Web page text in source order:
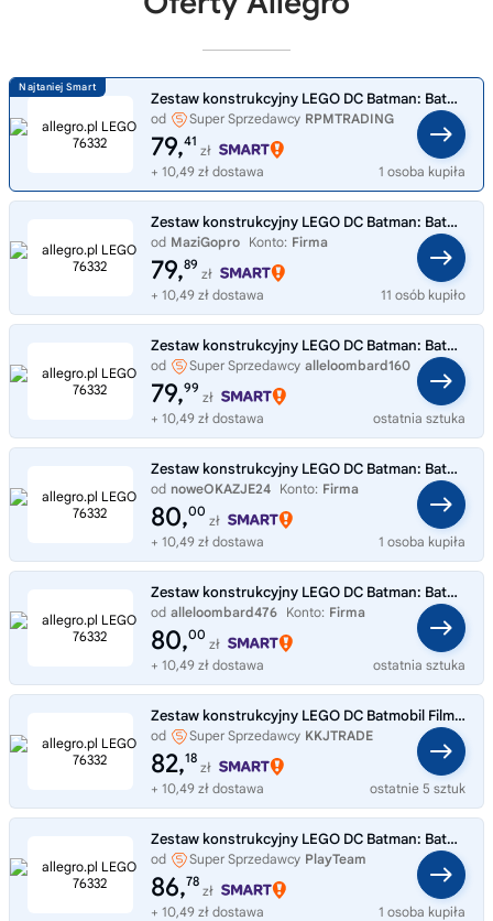
Zestaw konstrukcyjny LEGO DC Batman: Batmobil z filmu Batman 76332
od Super Sprzedawcy RPMTRADING
79,41
zł
+ 10,49 zł dostawa
1 osoba kupiła
Zestaw konstrukcyjny LEGO DC Batman: Batmobil z filmu Batman 76332
od MaziGopro Konto: Firma
79,89
zł
+ 10,49 zł dostawa
11 osób kupiło
Zestaw konstrukcyjny LEGO DC Batman: Batmobil z filmu Batman 76332
od Super Sprzedawcy alleloombard160
79,99
zł
+ 10,49 zł dostawa
ostatnia sztuka
Zestaw konstrukcyjny LEGO DC Batman: Batmobil z filmu Batman 76332
od noweOKAZJE24 Konto: Firma
80,00
zł
+ 10,49 zł dostawa
1 osoba kupiła
Zestaw konstrukcyjny LEGO DC Batman: Batmobil z filmu Batman 76332
od alleloombard476 Konto: Firma
80,00
zł
+ 10,49 zł dostawa
ostatnia sztuka
Zestaw konstrukcyjny LEGO DC Batmobil Film Batman 76332 Wakacje KKJ Trade
od Super Sprzedawcy KKJTRADE
82,18
zł
+ 10,49 zł dostawa
ostatnie 5 sztuk
Zestaw konstrukcyjny LEGO DC Batman: Batmobil z filmu Batman 76332
od Super Sprzedawcy PlayTeam
86,78
zł
+ 10,49 zł dostawa
1 osoba kupiła